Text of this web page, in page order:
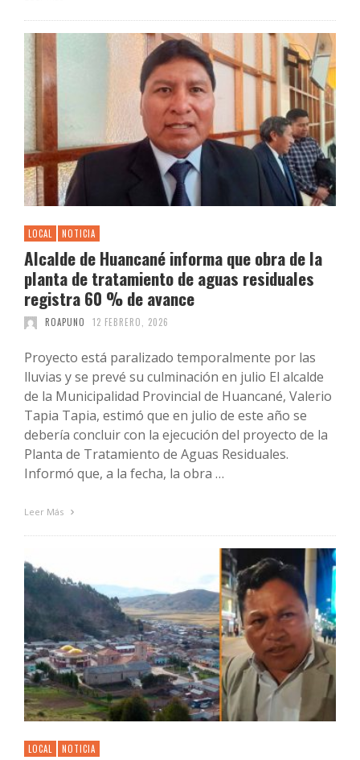
LOCAL NOTICIA
Alcalde de Huancané informa que obra de la
planta de tratamiento de aguas residuales
registra 60 % de avance
ROAPUNO 12 FEBRERO, 2026
Proyecto está paralizado temporalmente por las
lluvias y se prevé su culminación en julio El alcalde
de la Municipalidad Provincial de Huancané, Valerio
Tapia Tapia, estimó que en julio de este año se
debería concluir con la ejecución del proyecto de la
Planta de Tratamiento de Aguas Residuales.
Informó que, a la fecha, la obra …
Leer Más
LOCAL NOTICIA